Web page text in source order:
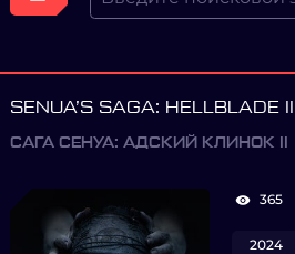
SENUA’S SAGA: HELLBLADE II
САГА СЕНУА: АДСКИЙ КЛИНОК II
365
2024